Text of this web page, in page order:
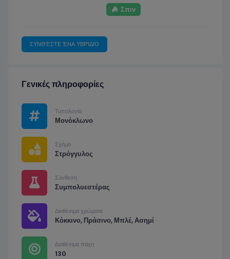
Σπιν
ΣΥΝΘΈΣΤΕ ΈΝΑ ΥΒΡΊΔΙΟ
Γενικές πληροφορίες
Τυπολογία
Μονόκλωνο
Σχήμα
Στρόγγυλος
Σύνθεση
Συμπολυεστέρας
Διαθέσιμα χρώματα
Κόκκινο, Πράσινο, Μπλέ, Ασημί
Διαθέσιμα πάχη
130